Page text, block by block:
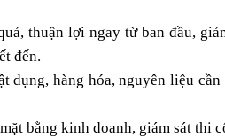
thuận lợi ngay từ ban đầu,
đến.
dụng, hàng hóa, nguyên liệu
bằng kinh doanh, giám sát thi